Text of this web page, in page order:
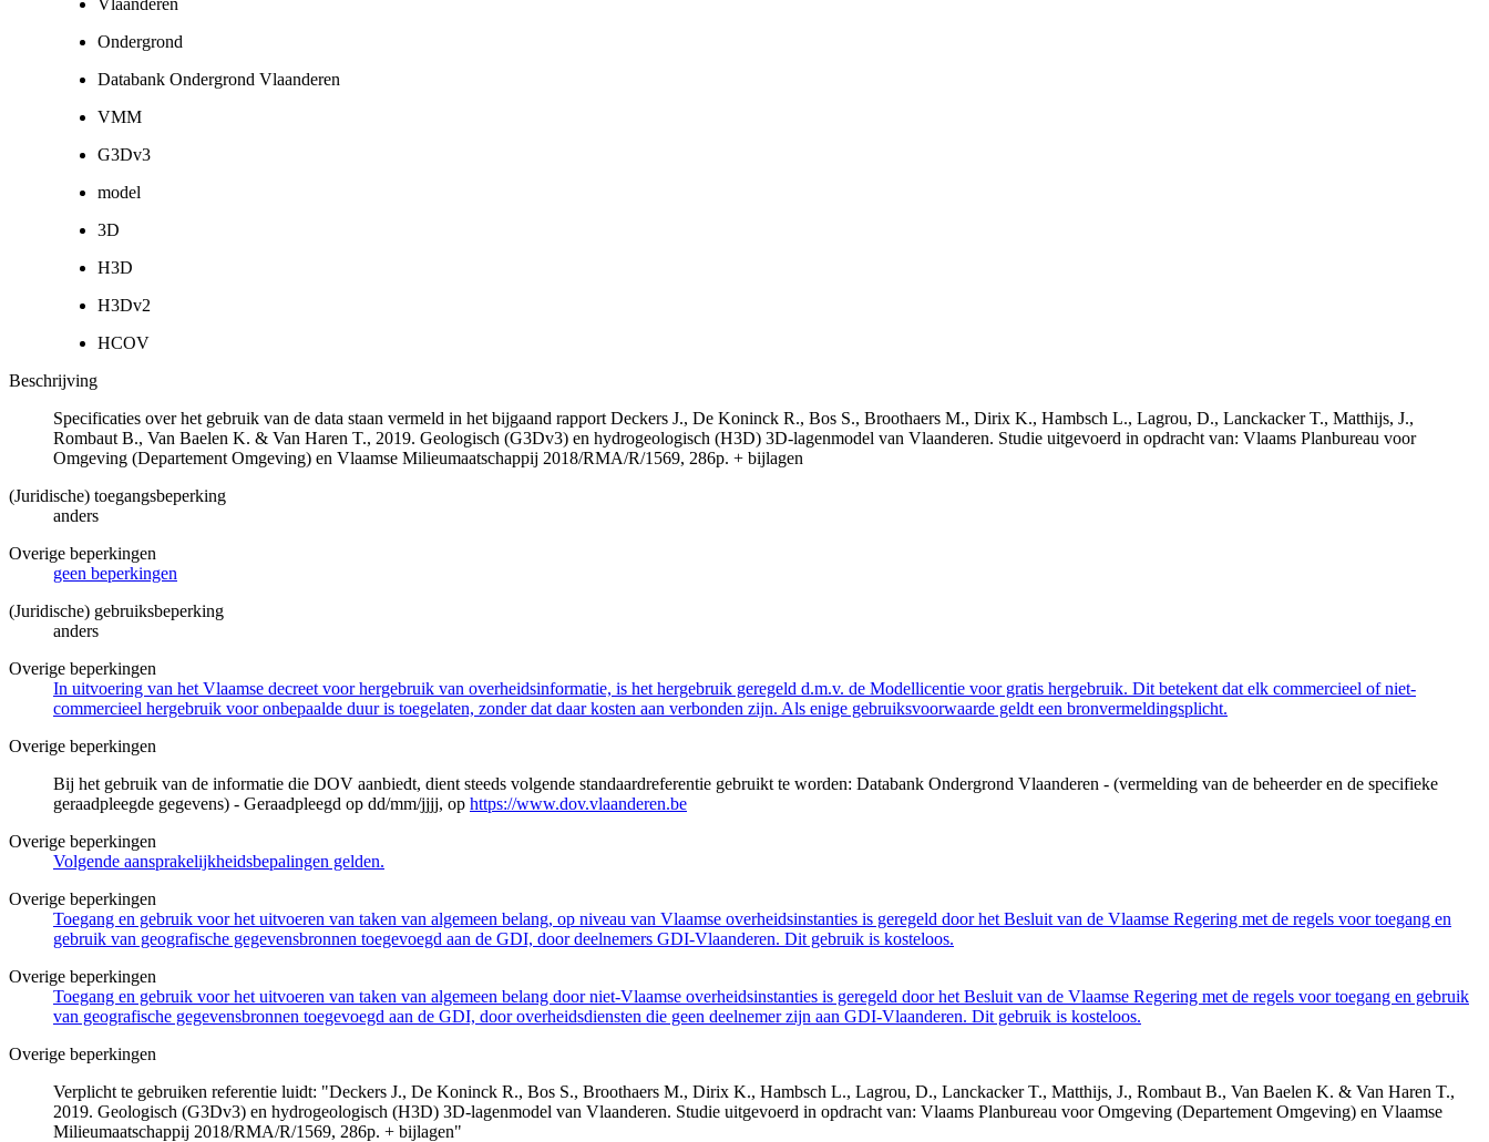
Ondergrond
Databank Ondergrond Vlaanderen
VMM
G3Dv3
model
3D
H3D
H3Dv2
HCOV
Beschrijving
Specificaties over het gebruik van de data staan vermeld in het bijgaand rapport Deckers J., De Koninck R., Bos S., Broothaers M., Dirix K., Hambsch L., Lagrou, D., Lanckacker T., Matthijs, J.,
Rombaut B., Van Baelen K. & Van Haren T., 2019. Geologisch (G3Dv3) en hydrogeologisch (H3D) 3D-lagenmodel van Vlaanderen. Studie uitgevoerd in opdracht van: Vlaams Planbureau voor
Omgeving (Departement Omgeving) en Vlaamse Milieumaatschappij 2018/RMA/R/1569, 286p. + bijlagen
(Juridische) toegangsbeperking
anders
Overige beperkingen
geen beperkingen
(Juridische) gebruiksbeperking
anders
Overige beperkingen
In uitvoering van het Vlaamse decreet voor hergebruik van overheidsinformatie, is het hergebruik geregeld d.m.v. de Modellicentie voor gratis hergebruik. Dit betekent dat elk commercieel of niet-
commercieel hergebruik voor onbepaalde duur is toegelaten, zonder dat daar kosten aan verbonden zijn. Als enige gebruiksvoorwaarde geldt een bronvermeldingsplicht.
Overige beperkingen
Bij het gebruik van de informatie die DOV aanbiedt, dient steeds volgende standaardreferentie gebruikt te worden: Databank Ondergrond Vlaanderen - (vermelding van de beheerder en de specifieke
geraadpleegde gegevens) - Geraadpleegd op dd/mm/jjjj, op https://www.dov.vlaanderen.be
Overige beperkingen
Volgende aansprakelijkheidsbepalingen gelden.
Overige beperkingen
Toegang en gebruik voor het uitvoeren van taken van algemeen belang, op niveau van Vlaamse overheidsinstanties is geregeld door het Besluit van de Vlaamse Regering met de regels voor toegang en
gebruik van geografische gegevensbronnen toegevoegd aan de GDI, door deelnemers GDI-Vlaanderen. Dit gebruik is kosteloos.
Overige beperkingen
Toegang en gebruik voor het uitvoeren van taken van algemeen belang door niet-Vlaamse overheidsinstanties is geregeld door het Besluit van de Vlaamse Regering met de regels voor toegang en gebruik
van geografische gegevensbronnen toegevoegd aan de GDI, door overheidsdiensten die geen deelnemer zijn aan GDI-Vlaanderen. Dit gebruik is kosteloos.
Overige beperkingen
Verplicht te gebruiken referentie luidt: "Deckers J., De Koninck R., Bos S., Broothaers M., Dirix K., Hambsch L., Lagrou, D., Lanckacker T., Matthijs, J., Rombaut B., Van Baelen K. & Van Haren T.,
2019. Geologisch (G3Dv3) en hydrogeologisch (H3D) 3D-lagenmodel van Vlaanderen. Studie uitgevoerd in opdracht van: Vlaams Planbureau voor Omgeving (Departement Omgeving) en Vlaamse
Milieumaatschappij 2018/RMA/R/1569, 286p. + bijlagen"